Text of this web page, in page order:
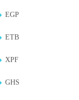
EGP
ETB
XPF
GHS